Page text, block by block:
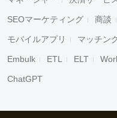
SEOマーケティング 商談
モバイルアプリ マッチン
Embulk ETL ELT
ChatGPT